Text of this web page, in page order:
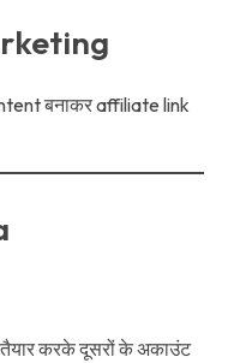
बनाकर affiliate link
करके दूसरों के अकाउंट